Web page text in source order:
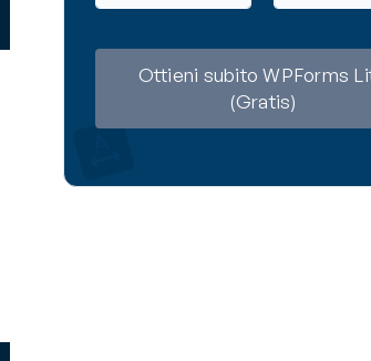
m
a
Ottieni subito WPForms
(Gratis)